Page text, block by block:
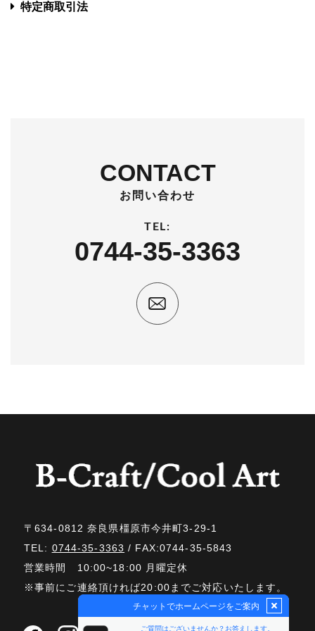
特定商取引法
CONTACT
お問い合わせ
TEL:
0744-35-3363
〒634-0812 奈良県橿原市今井町3-29-1
TEL: 0744-35-3363 / FAX:0744-35-5843
営業時間 10:00~18:00 月曜定休
※事前にご連絡頂ければ20:00までご対応いたします。